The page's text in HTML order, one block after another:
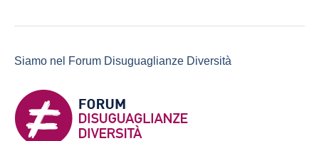
Siamo nel Forum Disuguaglianze Diversità